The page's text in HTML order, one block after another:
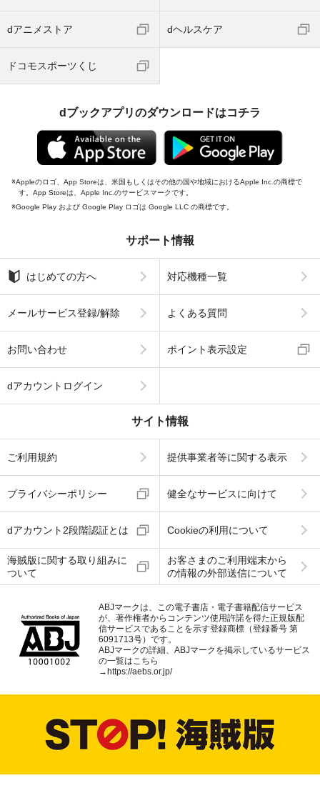
dアニメストア dヘルスケア
ドコモスポーツくじ
dブックアプリのダウンロードはコチラ
Appleのロゴ、App Storeは、米国もしくはその他の国や地域におけるApple Inc.の商標で
す。App Storeは、Apple Inc.のサービスマークです。
Google Play および Google Play ロゴは Google LLC の商標です。
サポート情報
はじめての方へ 対応機種一覧
メールサービス登録/解除 よくある質問
お問い合わせ ポイント表示設定
dアカウントログイン
サイト情報
ご利用規約 提供事業者等に関する表示
プライバシーポリシー 健全なサービスに向けて
dアカウント2段階認証とは Cookieの利用について
海賊版に関する取り組みに
ついて
お客さまのご利用端末から
の情報の外部送信について
ABJマークは、この電子書店・電子書籍配信サービス
が、著作権者からコンテンツ使用許諾を得た正規版配
信サービスであることを示す登録商標（登録番号 第
6091713号）です。
ABJマークの詳細、ABJマークを掲示しているサービス
の一覧はこちら
→ https://aebs.or.jp/